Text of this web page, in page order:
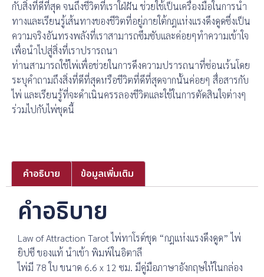
กับสิ่งที่ดีที่สุด จนถึงชีวิตที่เราใฝ่ฝัน ช่วยใช้เป็นเครื่องมือในการนำ
ทางและเรียนรู้เส้นทางของชีวิตที่อยู่ภายใต้กฎแห่งแรงดึงดูดซึ่งเป็น
ความจริงอันทรงพลังที่เราสามารถซึมซับและค่อยๆทำความเข้าใจ
เพื่อนำไปสู่สิ่งที่เราปรารถนา
ท่านสามารถใช้ไพ่เพื่อช่วยในการดึงความปรารถนาที่ซ่อนเร้นโดย
ระบุคำถามถึงสิ่งที่ดีที่สุดหรือชีวิตที่ดีที่สุดจากนั้นค่อยๆ สื่อสารกับ
ไพ่ และเรียนรู้ที่จะดำเนินครรลองชีวิตและใช้ในการตัดสินใจต่างๆ
ร่วมไปกับไพ่ชุดนี้
คำอธิบาย ข้อมูลเพิ่มเติม
คำอธิบาย
Law of Attraction Tarot ไพ่ทาโรต์ชุด “กฎแห่งแรงดึงดูด” ไพ่
ยิปซี ของแท้ นำเข้า พิมพ์ในอิตาลี
ไพ่มี 78 ใบ ขนาด 6.6 x 12 ซม. มีคู่มือภาษาอังกฤษให้ในกล่อง